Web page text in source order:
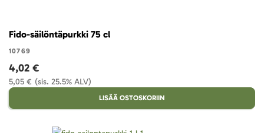
Fido-säilöntäpurkki 75 cl
10769
(sis. 25.5% ALV)
5,05 €
4,02 €
LISÄÄ OSTOSKORIIN